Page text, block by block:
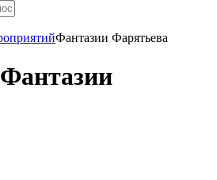
Фантазии Фарятьева